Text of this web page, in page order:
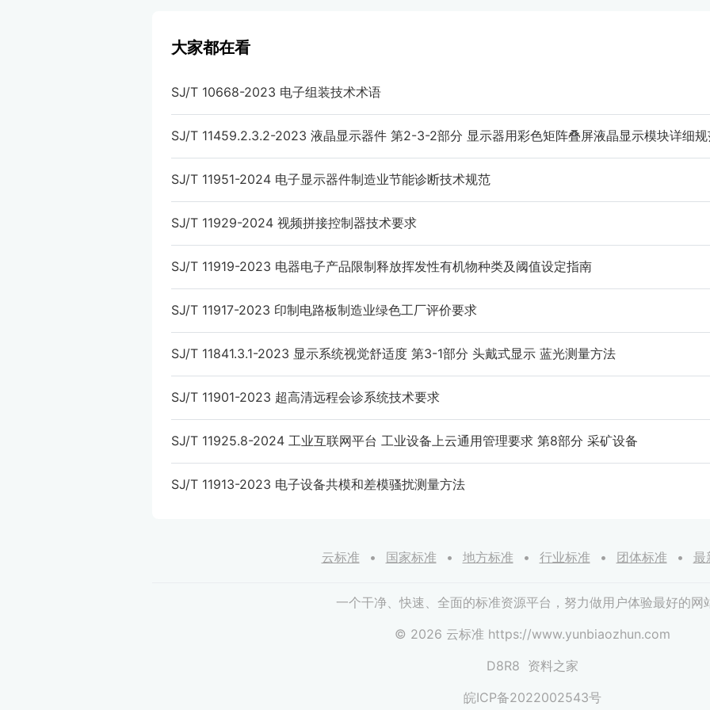
大家都在看
SJ/T 10668-2023 电子组装技术术语
SJ/T 11459.2.3.2-2023 液晶显示器件 第2-3-2部分 显示器用彩色矩阵叠屏液晶显示模块详细
SJ/T 11951-2024 电子显示器件制造业节能诊断技术规范
SJ/T 11929-2024 视频拼接控制器技术要求
SJ/T 11919-2023 电器电子产品限制释放挥发性有机物种类及阈值设定指南
SJ/T 11917-2023 印制电路板制造业绿色工厂评价要求
SJ/T 11841.3.1-2023 显示系统视觉舒适度 第3-1部分 头戴式显示 蓝光测量方法
SJ/T 11901-2023 超高清远程会诊系统技术要求
SJ/T 11925.8-2024 工业互联网平台 工业设备上云通用管理要求 第8部分 采矿设备
SJ/T 11913-2023 电子设备共模和差模骚扰测量方法
云标准 国家标准 地方标准 行业标准 团体标准 最
一个干净、快速、全面的标准资源平台，努力做用户体验最好的网
© 2026 云标准 https://www.yunbiaozhun.com
D8R8 资料之家
皖ICP备2022002543号